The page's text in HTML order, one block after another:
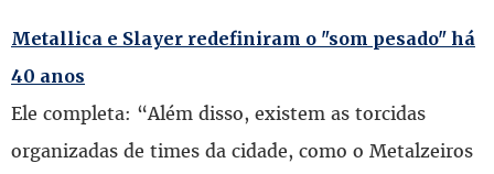
Metallica e Slayer redefiniram o "som pesado" há
40 anos
Ele completa: “Além disso, existem as torcidas
organizadas de times da cidade, como o Metalzeiros